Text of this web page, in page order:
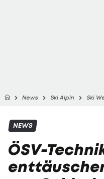
News Ski Alpin Ski
NEWS
ÖSV-